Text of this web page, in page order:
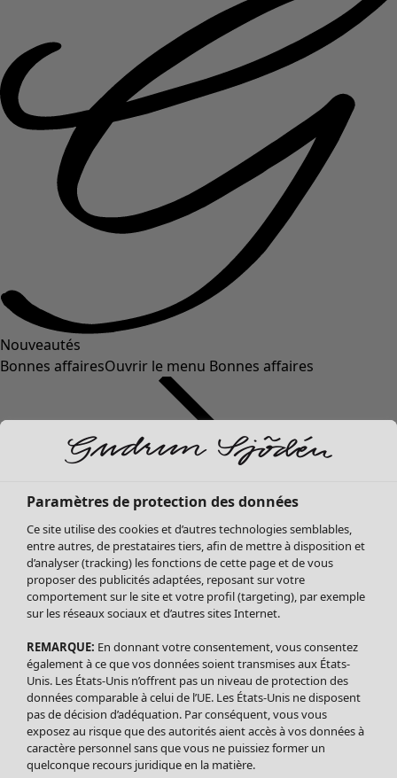
Nouveautés
Bonnes affairesOuvrir le menu Bonnes affaires
Soldes Vêtements
Tous les vêtements
Robes
Tuniques
Blouses
Tops
Gilets
Pantalon
Jupes
Paramètres de protection des données
Ce site utilise des cookies et d’autres technologies semblables,
entre autres, de prestataires tiers, afin de mettre à disposition et
d’analyser (tracking) les fonctions de cette page et de vous
proposer des publicités adaptées, reposant sur votre
comportement sur le site et votre profil (targeting), par exemple
sur les réseaux sociaux et d’autres sites Internet.
REMARQUE: En donnant votre consentement, vous consentez
également à ce que vos données soient transmises aux États-
Unis. Les États-Unis n’offrent pas un niveau de protection des
données comparable à celui de l’UE. Les États-Unis ne disposent
pas de décision d’adéquation. Par conséquent, vous vous
exposez au risque que des autorités aient accès à vos données à
caractère personnel sans que vous ne puissiez former un
quelconque recours juridique en la matière.